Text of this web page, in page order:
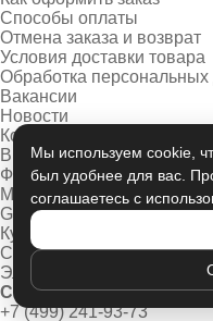
Способы оплаты
Отмена заказа и возврат
Условия доставки товара
Обработка
Вакансии
Новости
Контакты
В наличии
Фабрики
Minotti
Giorgetti
Кухни
Свет
Элементы декора
Связаться с нами:
+7 (499) 241-93-73
Мы используем cookie,
был удобнее для вас.
соглашаетесь с